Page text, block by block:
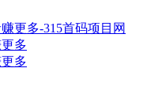
多
多